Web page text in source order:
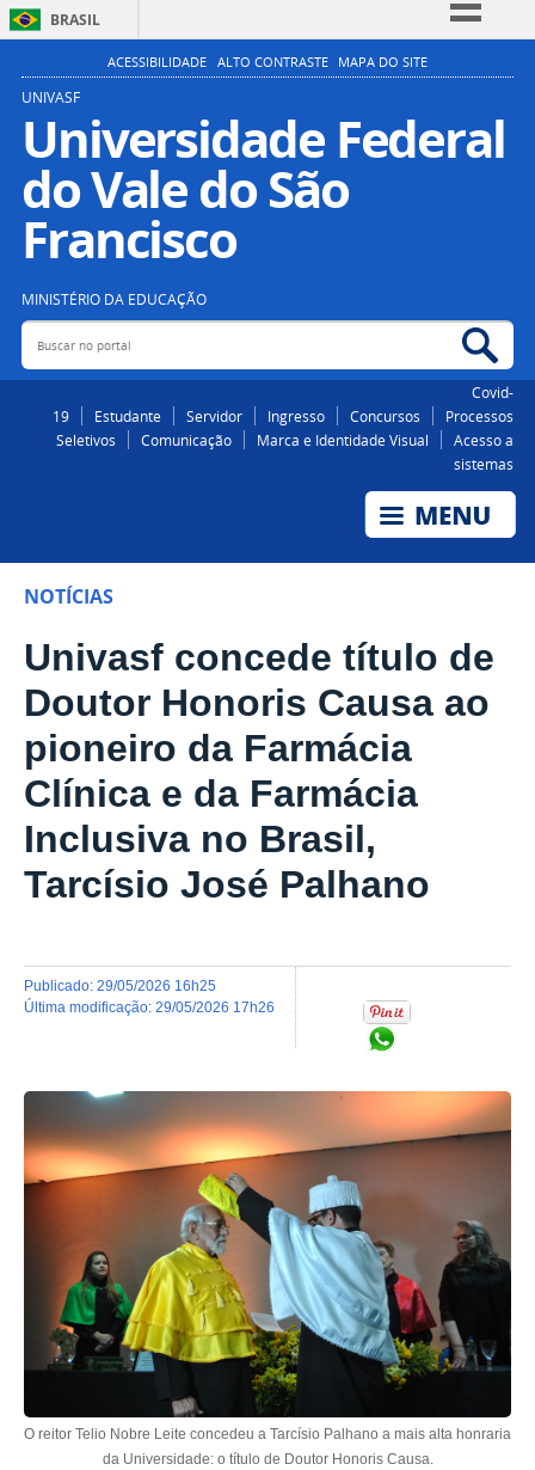
BRASIL
Simplifique!
Participe
Acesso à informação
Legislação
ACESSIBILIDADE ALTO CONTRASTE MAPA DO SITE
UNIVASF
Universidade Federal
do Vale do São
Francisco
MINISTÉRIO DA EDUCAÇÃO
Buscar no portal
Covid-
19
Estudante Servidor Ingresso Concursos
Processos
Seletivos
Comunicação Marca e Identidade Visual
Acesso a
sistemas
NOTÍCIAS
Univasf concede título de
Doutor Honoris Causa ao
pioneiro da Farmácia
Clínica e da Farmácia
Inclusiva no Brasil,
Tarcísio José Palhano
publicado: 29/05/2026 16h25
última modificação: 29/05/2026 17h26
O reitor Telio Nobre Leite concedeu a Tarcísio Palhano a mais alta honraria
da Universidade: o título de Doutor Honoris Causa.